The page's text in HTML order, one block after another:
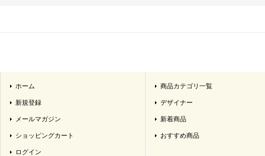
ホーム
新規登録
メールマガジン
ショッピングカート
ログイン
商品カテゴリ一覧
デザイナー
新着商品
おすすめ商品